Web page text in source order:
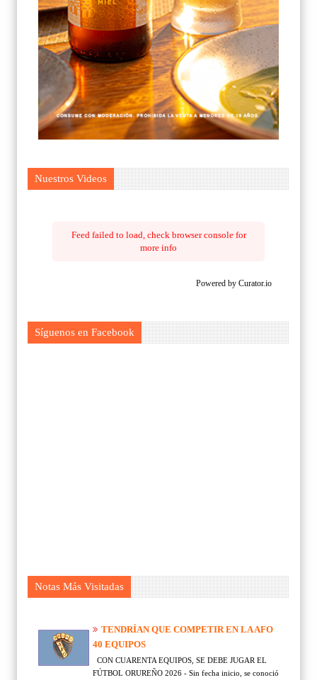
Nuestros Videos
Feed failed to load, check browser console for
more info
Powered by Curator.io
Síguenos en Facebook
Notas Más Visitadas
TENDRÍAN QUE COMPETIR EN LA AFO
40 EQUIPOS
CON CUARENTA EQUIPOS, SE DEBE JUGAR EL
FÚTBOL ORUREÑO 2026 - Sin fecha inicio, se conoció